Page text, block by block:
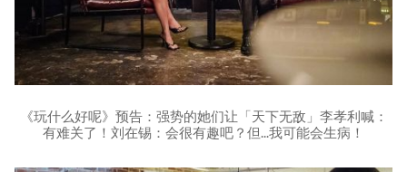
《玩什么好呢》预告：强势的她们让「天下无敌」李孝利喊：
有难关了！刘在锡：会很有趣吧？但...我可能会生病！